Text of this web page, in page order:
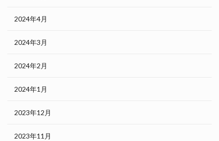
2024年4月
2024年3月
2024年2月
2024年1月
2023年12月
2023年11月